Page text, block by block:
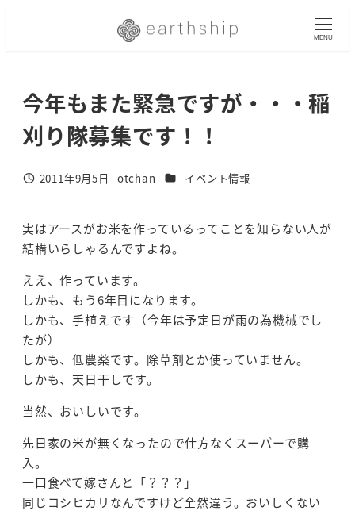
MENU
今年もまた緊急ですが・・・稲
刈り隊募集です！！
投稿日2011年9月5日
著
otchan カテゴリー
イベント情報
実はアースがお米を作っているってことを知らない人が
結構いらしゃるんですよね。
ええ、作っています。
しかも、もう6年目になります。
しかも、手植えです（今年は予定日が雨の為機械でし
たが）
しかも、低農薬です。除草剤とか使っていません。
しかも、天日干しです。
当然、おいしいです。
先日家の米が無くなったので仕方なくスーパーで購
入。
一口食べて嫁さんと「？？？」
同じコシヒカリなんですけど全然違う。おいしくない